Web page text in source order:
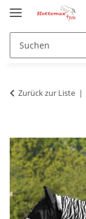
Zurück zur Liste